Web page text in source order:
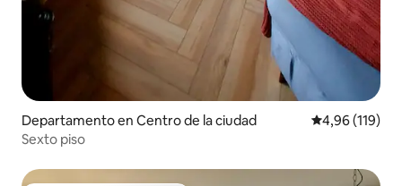
Departamento en Centro de la ciudad Calificación
4,96 (119)
Sexto piso